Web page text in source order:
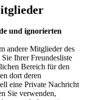
und ignorierten
andere Mitglieder des
Ihrer Freundesliste
Bereich für den
dort deren
eine Private Nachricht
Sie verwenden,